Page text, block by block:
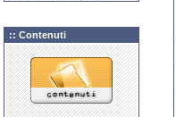
:: Contenuti